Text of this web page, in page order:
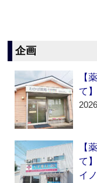
企画
【
て
【
て
イ